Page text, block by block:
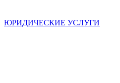
ЮРИДИЧЕСКИЕ УСЛУГИ